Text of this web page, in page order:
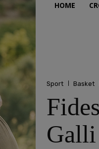
HOME
Sport Basket
Galli